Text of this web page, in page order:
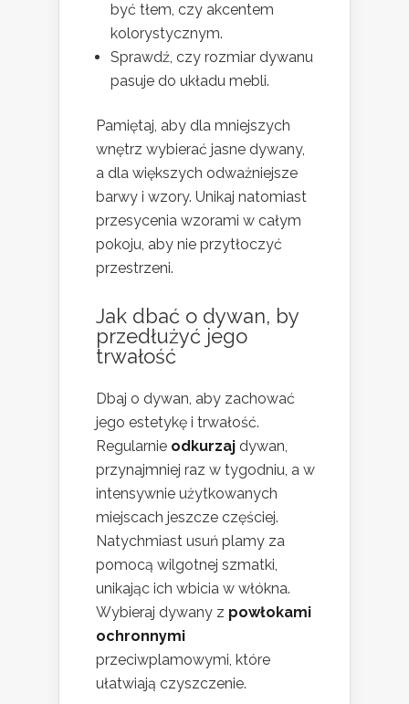
być tłem, czy akcentem
kolorystycznym.
Sprawdź, czy rozmiar dywanu
pasuje do układu mebli.
Pamiętaj, aby dla mniejszych
wnętrz wybierać jasne dywany,
a dla większych odważniejsze
barwy i wzory. Unikaj natomiast
przesycenia wzorami w całym
pokoju, aby nie przytłoczyć
przestrzeni.
Jak dbać o dywan, by
przedłużyć jego
trwałość
Dbaj o dywan, aby zachować
jego estetykę i trwałość.
Regularnie odkurzaj dywan,
przynajmniej raz w tygodniu, a w
intensywnie użytkowanych
miejscach jeszcze częściej.
Natychmiast usuń plamy za
pomocą wilgotnej szmatki,
unikając ich wbicia w włókna.
Wybieraj dywany z powłokami
ochronnymi
przeciwplamowymi, które
ułatwiają czyszczenie.